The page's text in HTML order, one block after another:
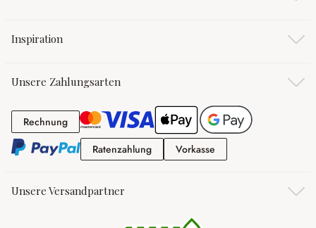
Inspiration
Unsere Zahlungsarten
RechnungRechnung
RatenzahlungRatenzahlung
Vorkasse
Unsere Versandpartner